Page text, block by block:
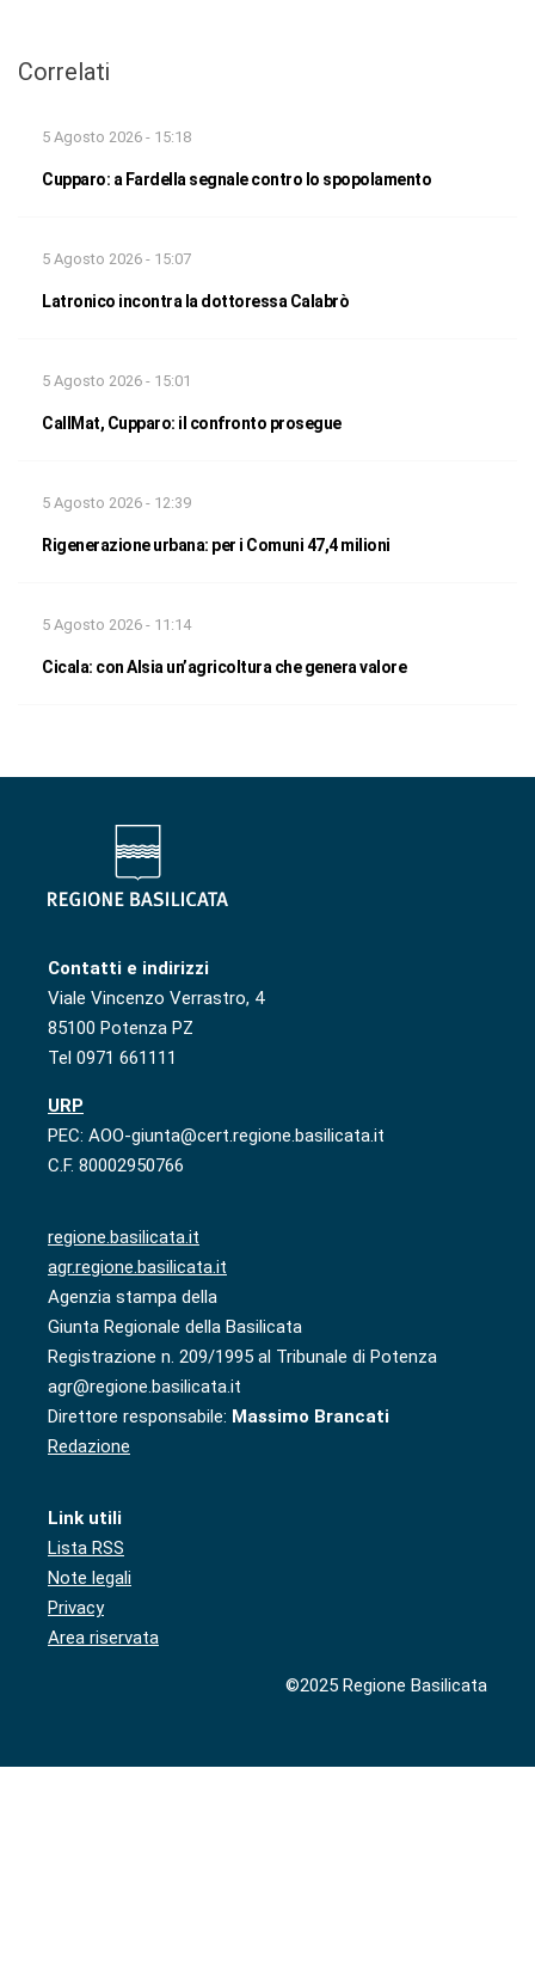
Correlati
5 Agosto 2026 - 15:18
Cupparo: a Fardella segnale contro lo spopolamento
5 Agosto 2026 - 15:07
Latronico incontra la dottoressa Calabrò
5 Agosto 2026 - 15:01
CallMat, Cupparo: il confronto prosegue
5 Agosto 2026 - 12:39
Rigenerazione urbana: per i Comuni 47,4 milioni
5 Agosto 2026 - 11:14
Cicala: con Alsia un’agricoltura che genera valore
Contatti e indirizzi
Viale Vincenzo Verrastro, 4
85100 Potenza PZ
Tel 0971 661111
URP
PEC: AOO-giunta@cert.regione.basilicata.it
C.F. 80002950766
regione.basilicata.it
agr.regione.basilicata.it
Agenzia stampa della
Giunta Regionale della Basilicata
Registrazione n. 209/1995 al Tribunale di Potenza
agr@regione.basilicata.it
Direttore responsabile: Massimo Brancati
Redazione
Link utili
Lista RSS
Note legali
Privacy
Area riservata
©2025 Regione Basilicata